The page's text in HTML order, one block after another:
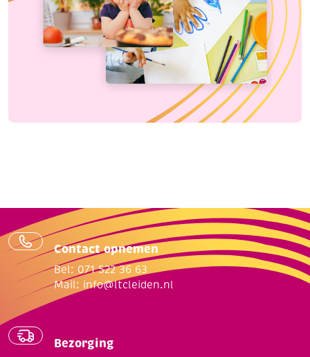
Contact opnemen
Bel: 071 522 36 63
Mail: info@ltcleiden.nl
Bezorging